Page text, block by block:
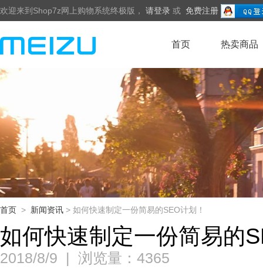
欢迎来到Shop7z网上购物系统终极版， 请登录 或 免费注册
首页 热卖商品
首页 > 新闻资讯 > 如何快速制定一份简易的SEO计划！
如何快速制定一份简易的
2018/8/9 | 浏览量：4365